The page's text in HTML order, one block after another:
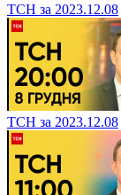
ТСН за 2023.12.08
ТСН за 2023.12.08